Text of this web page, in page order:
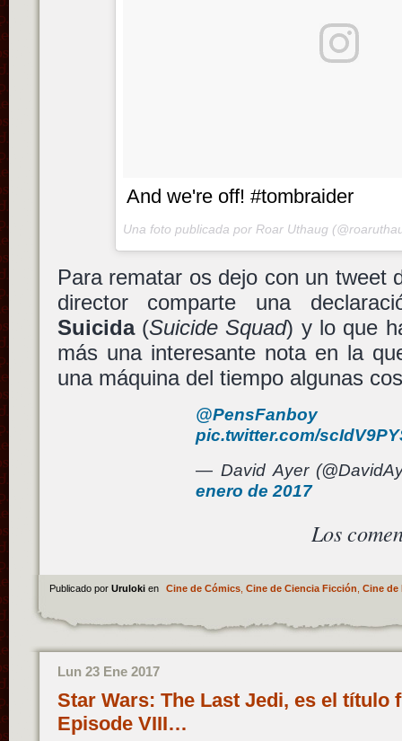
And we're off! #tombraider
Una foto publicada por Roar Uthaug
Para rematar os dejo con un tweet
director comparte una
Suicida(Suicide Squad) y lo que
más una interesante nota en la
una máquina del tiempo algunas
@PensFanboy
pic.twitter.com/
— David Ayer
enero de 2017
Los
Publicado por Uruloki en Cine de Cómics, Cine de Ciencia Ficción Cine de
Lun 23 Ene 2017
Star Wars: The Last Jedi, es el título
Episode VIII…